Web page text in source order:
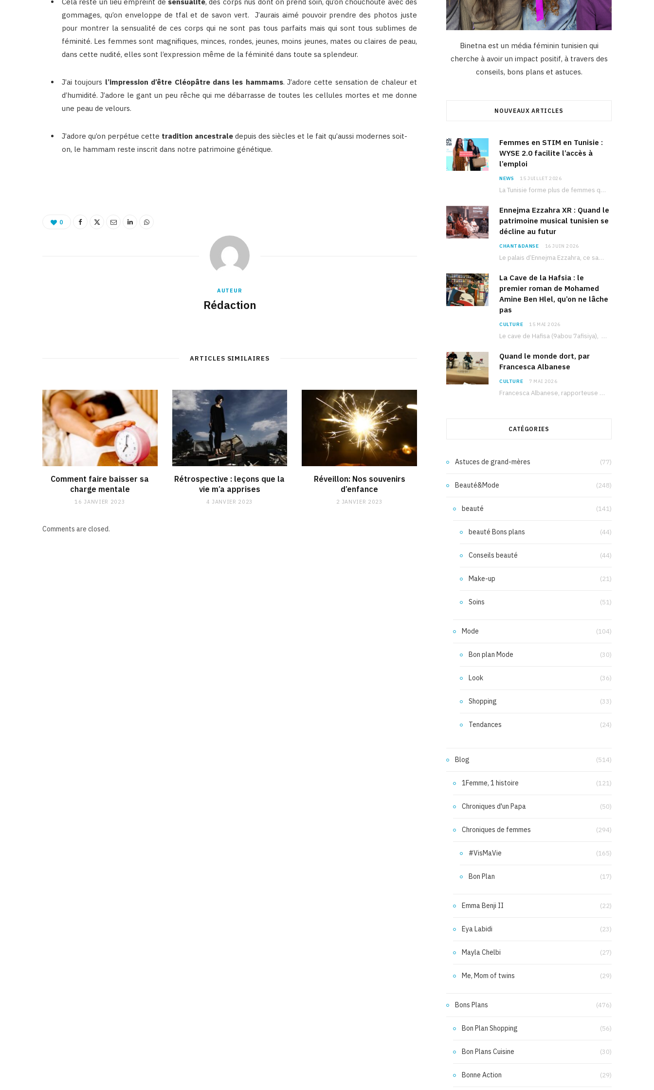
gommages, qu’on enveloppe de tfal et de savon vert. J’aurais aimé pouvoir prendre des photos juste
pour montrer la sensualité de ces corps qui ne sont pas tous parfaits mais qui sont tous sublimes de
féminité. Les femmes sont magnifiques, minces, rondes, jeunes, moins jeunes, mates ou claires de peau,
dans cette nudité, elles sont l’expression même de la féminité dans toute sa splendeur.
J’ai toujours l’impression d’être Cléopâtre dans les hammams. J’adore cette sensation de chaleur et
d’humidité. J’adore le gant un peu rêche qui me débarrasse de toutes les cellules mortes et me donne
une peau de velours.
J’adore qu’on perpétue cette tradition ancestrale depuis des siècles et le fait qu’aussi modernes soit-
on, le hammam reste inscrit dans notre patrimoine génétique.
0
AUTEUR
Rédaction
ARTICLES SIMILAIRES
Comment faire baisser sa
charge mentale
16 JANVIER 2023
Rétrospective : leçons que la
vie m’a apprises
4 JANVIER 2023
Réveillon: Nos souvenirs
d’enfance
2 JANVIER 2023
Comments are closed.
Binetna est un média féminin tunisien qui
cherche à avoir un impact positif, à travers des
conseils, bons plans et astuces.
NOUVEAUX ARTICLES
Femmes en STIM en Tunisie :
WYSE 2.0 facilite l’accès à
l’emploi
NEWS 15 JUILLET 2026
La Tunisie forme plus de femmes que d’hommes dans les filières scientifiques. Pourtant, pour beaucoup…
Ennejma Ezzahra XR : Quand le
patrimoine musical tunisien se
décline au futur
CHANT&DANSE 16 JUIN 2026
Le palais d’Ennejma Ezzahra, ce sanctuaire de la musique tunisienne et méditerranéenne construit par le…
La Cave de la Hafsia : le
premier roman de Mohamed
Amine Ben Hlel, qu’on ne lâche
pas
CULTURE 15 MAI 2026
Le cave de Hafisa (9abou 7afisiya), premier roman du journaliste tunisien Mohamed Amine Ben Hlel,…
Quand le monde dort, par
Francesca Albanese
CULTURE 7 MAI 2026
Francesca Albanese, rapporteuse spéciale de l’ONU sur les territoires palestiniens occupés, était à Tunis pour…
CATÉGORIES
Astuces de grand-mères (77)
Beauté&Mode (248)
beauté (141)
beauté Bons plans (44)
Conseils beauté (44)
Make-up (21)
Soins (51)
Mode (104)
Bon plan Mode (30)
Look (36)
Shopping (33)
Tendances (24)
Blog (514)
1Femme, 1 histoire (121)
Chroniques d'un Papa (50)
Chroniques de femmes (294)
#VisMaVie (165)
Bon Plan (17)
Emma Benji II (22)
Eya Labidi (23)
Mayla Chelbi (27)
Me, Mom of twins (29)
Bons Plans (476)
Bon Plan Shopping (56)
Bon Plans Cuisine (30)
Bonne Action (29)